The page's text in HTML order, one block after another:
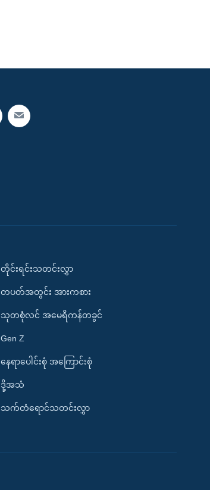
တိုင်းရင်းသတင်းလွှာ
တပတ်အတွင်း အားကစား
သုတစုံလင် အမေရိကန်တခွင်
Gen Z
နေရာပေါင်းစုံ အကြောင်းစုံ
ဒို့အသံ
သက်တံရောင်သတင်းလွှာ